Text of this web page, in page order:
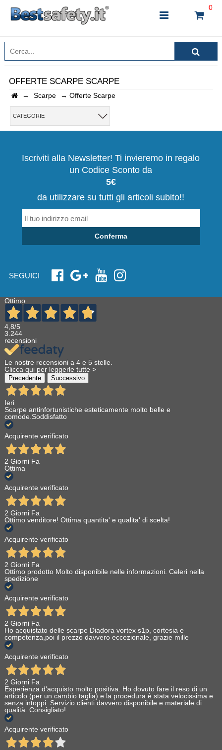
0
INSERISCI IL NOME DEL PRODOTTO CHE STAI
CERCANDO
CHIUDI RICERCA
OFFERTE SCARPE SCARPE
→ Scarpe → Offerte Scarpe
CATEGORIE
Iscriviti alla Newsletter! Ti invieremo in regalo
un Codice Sconto da
5€
da utilizzare su tutti gli articoli subito!!
Conferma
SEGUICI
Ottimo
4,8/5
3.244
recensioni
Le nostre recensioni a 4 e 5 stelle.
Clicca qui per leggerle tutte >
Precedente Successivo
Ieri
Scarpe antinfortunistiche esteticamente molto belle e
comode.Soddisfatto
Acquirente verificato
2 Giorni Fa
Ottima
Acquirente verificato
2 Giorni Fa
Ottimo venditore! Ottima quantita' e qualita' di scelta!
Acquirente verificato
2 Giorni Fa
Ottimo prodotto Molto disponibile nelle informazioni. Celeri nella
spedizione
Acquirente verificato
2 Giorni Fa
Ho acquistato delle scarpe Diadora vortex s1p, cortesia e
competenza,poi il prezzo davvero eccezionale, grazie mille
Acquirente verificato
2 Giorni Fa
Esperienza d'acquisto molto positiva. Ho dovuto fare il reso di un
articolo (per un cambio taglia) e la procedura è stata velocissima e
senza intoppi. Servizio clienti davvero disponibile e materiale di
qualità. Consigliato!
Acquirente verificato